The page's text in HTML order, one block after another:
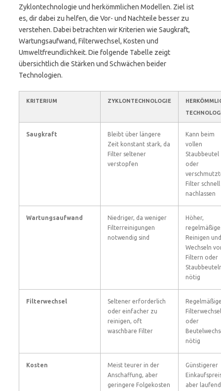
Zyklontechnologie und herkömmlichen Modellen. Ziel ist
es, dir dabei zu helfen, die Vor- und Nachteile besser zu
verstehen. Dabei betrachten wir Kriterien wie Saugkraft,
Wartungsaufwand, Filterwechsel, Kosten und
Umweltfreundlichkeit. Die folgende Tabelle zeigt
übersichtlich die Stärken und Schwächen beider
Technologien.
KRITERIUM ZYKLONTECHNOLOGIE
Saugkraft
Bleibt über längere
Zeit konstant stark, da
Filter seltener
verstopfen
Kann beim
vollen
Staubbeutel
oder
Filter schnell
nachlassen
Wartungsaufwand
Niedriger, da weniger
Filterreinigungen
notwendig sind
Höher,
Reinigen und
Wechseln
Filtern oder
nötig
Filterwechsel
Seltener erforderlich
oder einfacher zu
reinigen, oft
waschbare Filter
Filterwechsel
oder
nötig
Kosten
Meist teurer in der
Anschaffung, aber
geringere Folgekosten
Günstigerer
aber